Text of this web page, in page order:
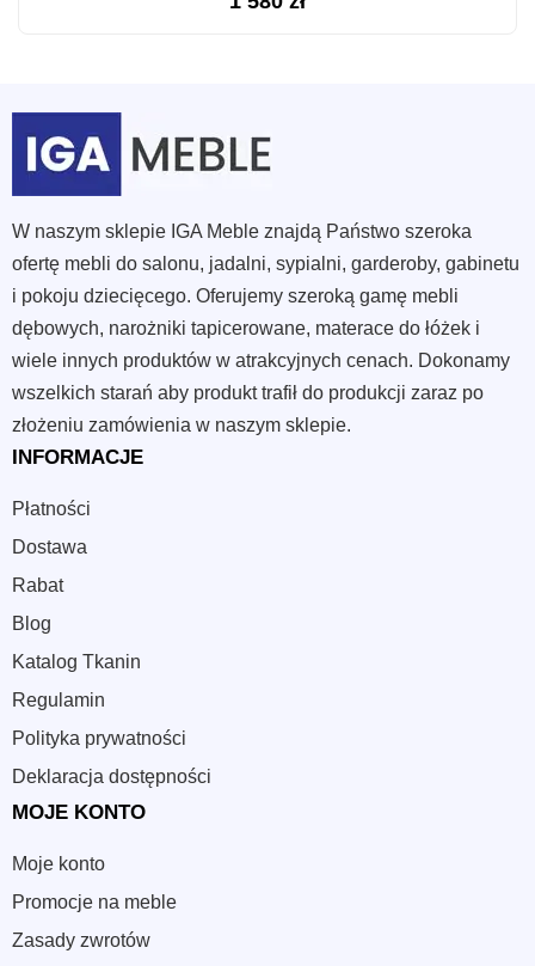
W naszym sklepie IGA Meble znajdą Państwo szeroka
ofertę mebli do salonu, jadalni, sypialni, garderoby, gabinetu
i pokoju dziecięcego. Oferujemy szeroką gamę mebli
dębowych, narożniki tapicerowane, materace do łóżek i
wiele innych produktów w atrakcyjnych cenach. Dokonamy
wszelkich starań aby produkt trafił do produkcji zaraz po
złożeniu zamówienia w naszym sklepie.
INFORMACJE
Płatności
Dostawa
Rabat
Blog
Katalog Tkanin
Regulamin
Polityka prywatności
Deklaracja dostępności
MOJE KONTO
Moje konto
Promocje na meble
Zasady zwrotów